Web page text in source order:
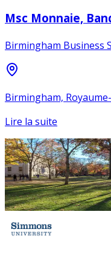
Msc Monnaie,
Birmingham Business
Birmingham,
Lire la suite